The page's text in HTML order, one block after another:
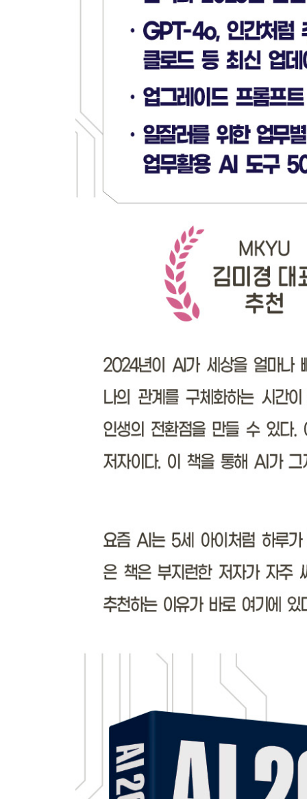
코파일럿 체험하기
사이드바로 불러내기 | 음악 요청하기 | 이미지 보
［팁］ 윈도우 작업표시줄의 코파일럿 아이콘
［팁］ 답변 출력 시 영어와 한글이 섞여 나오면
구글 제미나이의 반격
더 확장된 컨텍스트 윈도우 | 향상된 멀티모달 처
구글 제미나이와 함께하기
출처 및 답변 재확인 기능 | 제미나이로 문장 쉽게
［팁］ 구글 워크스페이스 실험실을 사용하려면
［팁］ 구글 문서에서 AI 기능 바로 활용하기
글쓰기 정말 잘합니다, 클로드
일관성 유지, 긴 글에 장점 | 클로드 vs 챗GPT
쉬운 설명 비교 | 클로드 vs 챗GPT 전문가 응답 비
［팁］ 보고서 작성 시 효율적인 프레임워크
기능－네이버 여행/쇼핑 등 | AI 검색 네이버 큐: |
저자의 범용 AI 멀티 사용법 5가지
［팁］ POE에서 여러 범용 AI 써보기
［팁］ AI의 답변 검증하는 4가지 팁
예시 제공 | 답변 형식/스타일/양 | 출처(추천 정보
［팁］ 싱글턴과 멀티턴, 어느 게 좋을까?
［팁］ 질문이 구체적으로 안 떠오른다면
［팁］ 한국어 질문에 대한 답이 아쉽다면?
［실습］ 이어쓰기 기법－SNS 홍보 검토 보고
변수를 이용하는 템플릿 기법－제품 체험단 블로
［팁］ 추론 능력을 높이는 마법의 문장
［팁］ 프롬프트의 중간 정보 누락 현상
［팁］ 오픈AI가 권장하는 프롬프트 18팁
［팁］ 프롬프트에 영 자신 없다면 오픈프롬프트
［팁］ 프롬프트의 보물상자 지피테이블
［팁］ 프롬프트 및 생성형 AI 도구 공유/구매 사이
［팁］ 비즈니스 보고서의 마법 프롬프트, 프레임